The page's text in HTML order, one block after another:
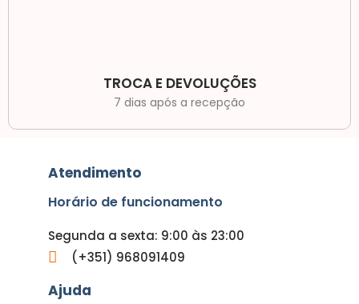
TROCA E DEVOLUÇÕES
7 dias após a recepção
Atendimento
Horário de funcionamento
Segunda a sexta: 9:00 às 23:00
(+351) 968091409
Ajuda